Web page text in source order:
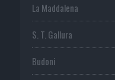
La Maddalena
S. T. Gallura
Budoni